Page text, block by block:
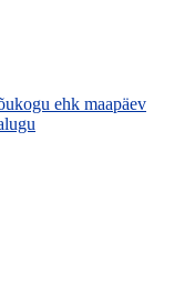
ehk maapäev